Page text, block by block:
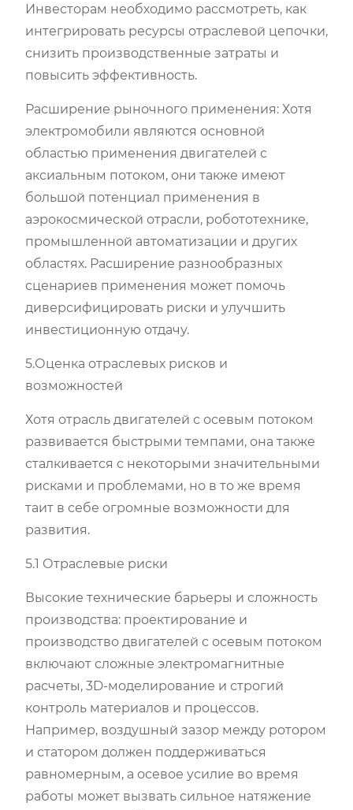
Инвесторам необходимо рассмотреть, как
интегрировать ресурсы отраслевой цепочки,
снизить производственные затраты и
повысить эффективность.
Расширение рыночного применения: Хотя
электромобили являются основной
областью применения двигателей с
аксиальным потоком, они также имеют
большой потенциал применения в
аэрокосмической отрасли, робототехнике,
промышленной автоматизации и других
областях. Расширение разнообразных
сценариев применения может помочь
диверсифицировать риски и улучшить
инвестиционную отдачу.
5.Оценка отраслевых рисков и
возможностей
Хотя отрасль двигателей с осевым потоком
развивается быстрыми темпами, она также
сталкивается с некоторыми значительными
рисками и проблемами, но в то же время
таит в себе огромные возможности для
развития.
5.1 Отраслевые риски
Высокие технические барьеры и сложность
производства: проектирование и
производство двигателей с осевым потоком
включают сложные электромагнитные
расчеты, 3D-моделирование и строгий
контроль материалов и процессов.
Например, воздушный зазор между ротором
и статором должен поддерживаться
равномерным, а осевое усилие во время
работы может вызвать сильное натяжение